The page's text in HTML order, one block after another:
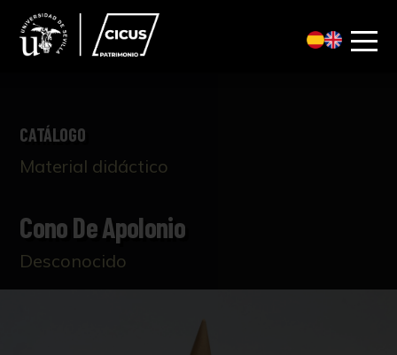
CATÁLOGO
Material didáctico
Cono De Apolonio
Desconocido